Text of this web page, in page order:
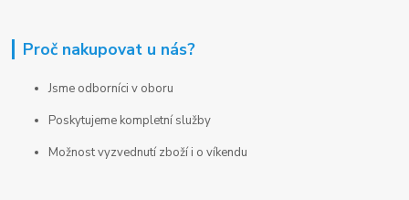
Proč nakupovat u nás?
Jsme odborníci v oboru
Poskytujeme kompletní služby
Možnost vyzvednutí zboží i o víkendu